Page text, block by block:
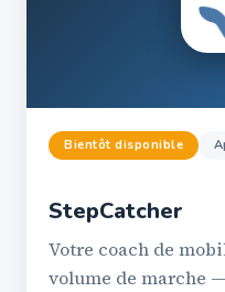
Bientôt disponible
StepCatcher
Votre coach de
volume de marche